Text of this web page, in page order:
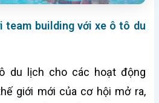
team building với xe ô tô du
du lịch cho các hoạt động
giới mới của cơ hội mở ra,